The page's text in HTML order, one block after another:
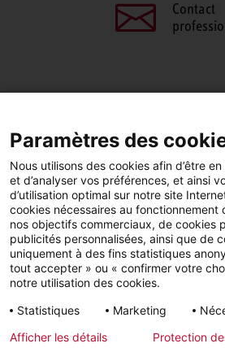
Contact
FacebookLinkedIn
YouTube LinkedIn
Instagram
Paramètres des
Nous utilisons des cookies afin d’être
et d’analyser vos préférences, et ainsi
d’utilisation optimal sur notre site
cookies nécessaires au fonctionnement
nos objectifs commerciaux, de cookies
publicités personnalisées, ainsi que de
uniquement à des fins statistiques
tout accepter » ou « confirmer votre
notre utilisation des cookies.
Statistiques
Marketing
Afficher les détails
Protection